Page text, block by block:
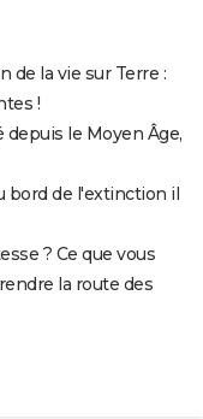
de la vie sur Terre :
!
depuis le Moyen Âge,
bord de l'extinction il
? Ce que vous
la route des